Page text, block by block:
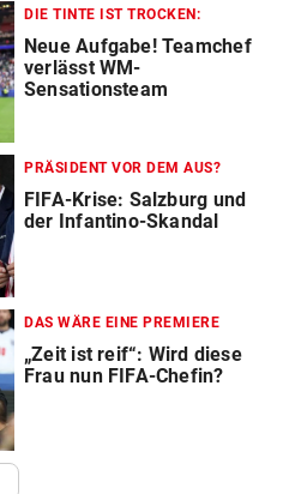
DIE TINTE IST TROCKEN:
Neue Aufgabe! Teamchef
verlässt WM-
Sensationsteam
PRÄSIDENT VOR DEM AUS?
FIFA-Krise: Salzburg und
der Infantino-Skandal
DAS WÄRE EINE PREMIERE
„Zeit ist reif“: Wird diese
Frau nun FIFA-Chefin?